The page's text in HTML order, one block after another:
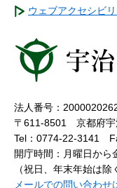
ウェブアクセシビリ
法人番号：
〒611-8501 京都府
Tel：0774-22-3141
開庁時間：月曜日から
（祝日、年末年始は除
メールでの問い合わせ